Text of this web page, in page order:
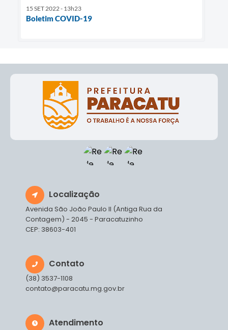
15 SET 2022 - 13h23
Boletim COVID-19
Localização
Avenida São João Paulo II (Antiga Rua da
Contagem) - 2045 - Paracatuzinho
CEP: 38603-401
Contato
(38) 3537-1108
contato@paracatu.mg.gov.br
Atendimento